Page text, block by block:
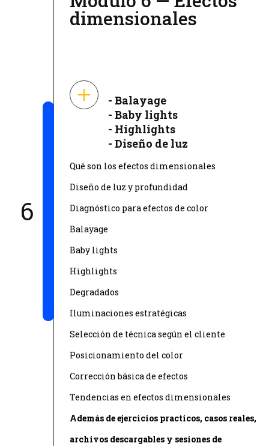
6
dimensionales
- Balayage
- Baby lights
- Highlights
- Diseño de luz
Qué son los efectos dimensionales
Diseño de luz y profundidad
Diagnóstico para efectos de color
Balayage
Baby lights
Highlights
Degradados
Iluminaciones estratégicas
Selección de técnica según el cliente
Posicionamiento del color
Corrección básica de efectos
Tendencias en efectos dimensionales
Además de ejercicios practicos, casos reales,
archivos descargables y sesiones de